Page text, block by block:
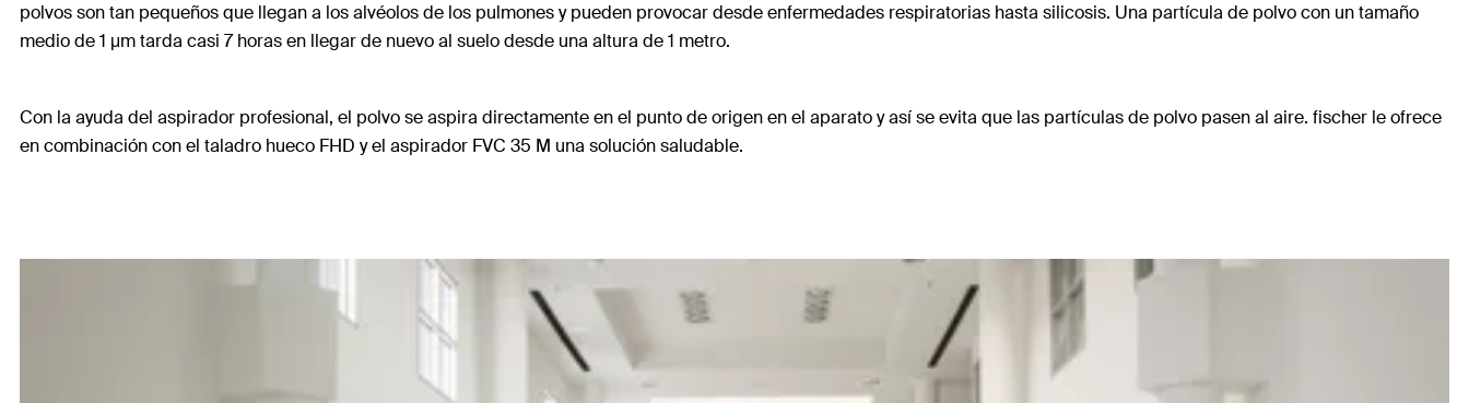
polvos son tan pequeños que llegan a los alvéolos de los pulmones y pueden provocar desde enfermedades respiratorias hasta silicosis. Una partícula de polvo con un tamaño
medio de 1 μm tarda casi 7 horas en llegar de nuevo al suelo desde una altura de 1 metro.
Con la ayuda del aspirador profesional, el polvo se aspira directamente en el punto de origen en el aparato y así se evita que las partículas de polvo pasen al aire. fischer le ofrece
en combinación con el taladro hueco FHD y el aspirador FVC 35 M una solución saludable.